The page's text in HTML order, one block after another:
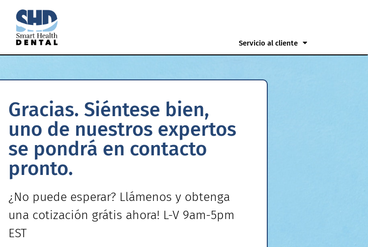
Servicio al cliente
Gracias. Siéntese bien,
uno de nuestros expertos
se pondrá en contacto
pronto.
¿No puede esperar? Llámenos y obtenga
una cotización grátis ahora! L-V 9am-5pm
EST